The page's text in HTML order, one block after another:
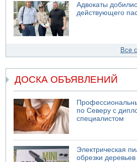
Адвокаты
действующего
Все
ДОСКА ОБЪЯВЛЕНИЙ
по Северу с
специалистом
Электрическая
обрезки деревьев